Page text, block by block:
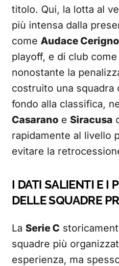
titolo. Qui, la lotta al
più intensa dalla
come Audace
playoff, e di club come
nonostante la
costruito una squadra
fondo alla classifica,
Casarano e Siracusa
rapidamente al livello
evitare la
I DATI SALIENTI E I
DELLE SQUADRE
La Serie C
squadre più
esperienza, ma